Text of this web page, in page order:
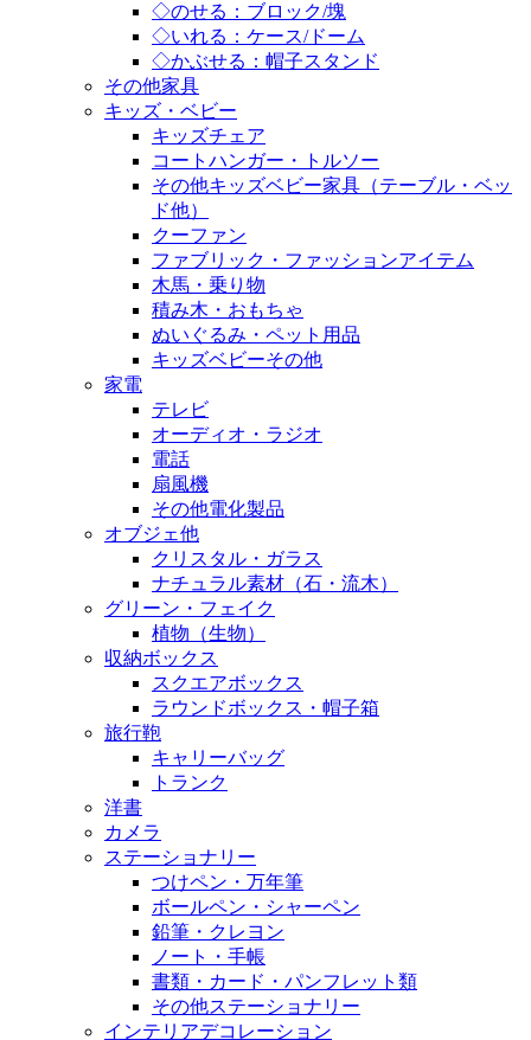
◇のせる：ブロック/塊
◇いれる：ケース/ドーム
◇かぶせる：帽子スタンド
その他家具
キッズ・ベビー
キッズチェア
コートハンガー・トルソー
その他キッズベビー家具（テーブル・ベッ
ド他）
クーファン
ファブリック・ファッションアイテム
木馬・乗り物
積み木・おもちゃ
ぬいぐるみ・ペット用品
キッズベビーその他
家電
テレビ
オーディオ・ラジオ
電話
扇風機
その他電化製品
オブジェ他
クリスタル・ガラス
ナチュラル素材（石・流木）
グリーン・フェイク
植物（生物）
収納ボックス
スクエアボックス
ラウンドボックス・帽子箱
旅行鞄
キャリーバッグ
トランク
洋書
カメラ
ステーショナリー
つけペン・万年筆
ボールペン・シャーペン
鉛筆・クレヨン
ノート・手帳
書類・カード・パンフレット類
その他ステーショナリー
インテリアデコレーション